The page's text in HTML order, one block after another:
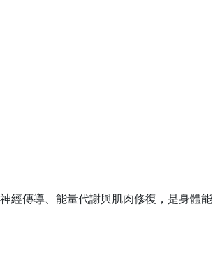
經傳導、能量代謝與肌肉修復，是身體能